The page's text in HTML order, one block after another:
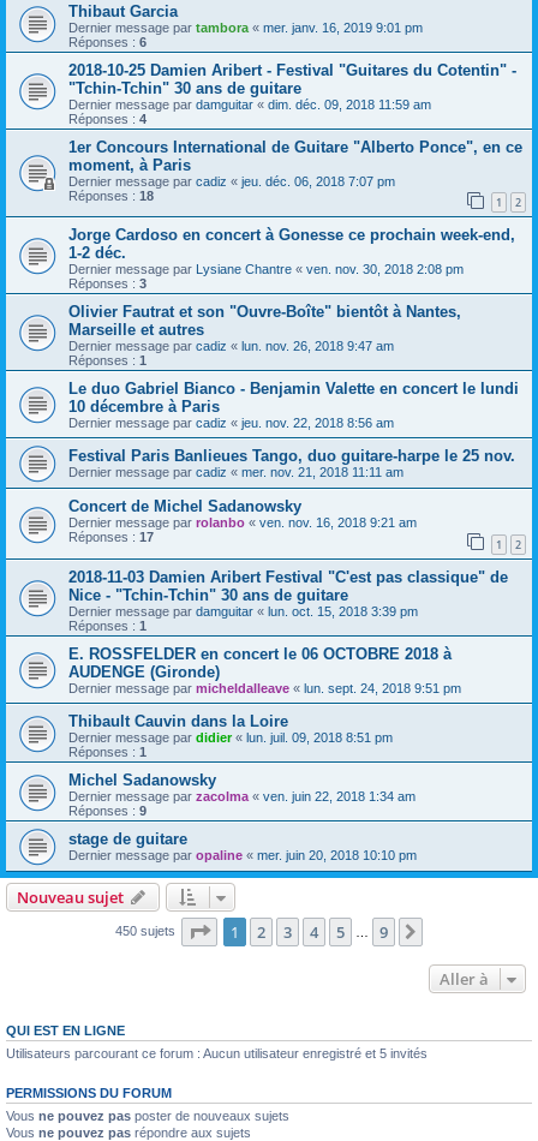
Thibaut Garcia
Dernier message par tambora « mer. janv. 16, 2019 9:01 pm
Réponses : 6
2018-10-25 Damien Aribert - Festival "Guitares du Cotentin" -
"Tchin-Tchin" 30 ans de guitare
Dernier message par damguitar « dim. déc. 09, 2018 11:59 am
Réponses : 4
1er Concours International de Guitare "Alberto Ponce", en ce
moment, à Paris
Dernier message par cadiz « jeu. déc. 06, 2018 7:07 pm
Réponses : 18 1 2
Jorge Cardoso en concert à Gonesse ce prochain week-end,
1-2 déc.
Dernier message par Lysiane Chantre « ven. nov. 30, 2018 2:08 pm
Réponses : 3
Olivier Fautrat et son "Ouvre-Boîte" bientôt à Nantes,
Marseille et autres
Dernier message par cadiz « lun. nov. 26, 2018 9:47 am
Réponses : 1
Le duo Gabriel Bianco - Benjamin Valette en concert le lundi
10 décembre à Paris
Dernier message par cadiz « jeu. nov. 22, 2018 8:56 am
Festival Paris Banlieues Tango, duo guitare-harpe le 25 nov.
Dernier message par cadiz « mer. nov. 21, 2018 11:11 am
Concert de Michel Sadanowsky
Dernier message par rolanbo « ven. nov. 16, 2018 9:21 am
Réponses : 17 1 2
2018-11-03 Damien Aribert Festival "C'est pas classique" de
Nice - "Tchin-Tchin" 30 ans de guitare
Dernier message par damguitar « lun. oct. 15, 2018 3:39 pm
Réponses : 1
E. ROSSFELDER en concert le 06 OCTOBRE 2018 à
AUDENGE (Gironde)
Dernier message par micheldalleave « lun. sept. 24, 2018 9:51 pm
Thibault Cauvin dans la Loire
Dernier message par didier« lun. juil. 09, 2018 8:51 pm
Réponses : 1
Michel Sadanowsky
Dernier message par zacolma « ven. juin 22, 2018 1:34 am
Réponses : 9
stage de guitare
Dernier message par opaline « mer. juin 20, 2018 10:10 pm
Nouveau sujet
450 sujets Page 1sur9
1 2 3 4 5 9
Aller à
QUI EST EN LIGNE
Utilisateurs parcourant ce forum : Aucun utilisateur enregistré et 5 invités
PERMISSIONS DU FORUM
Vous ne pouvez pas poster de nouveaux sujets
Vous ne pouvez pas répondre aux sujets